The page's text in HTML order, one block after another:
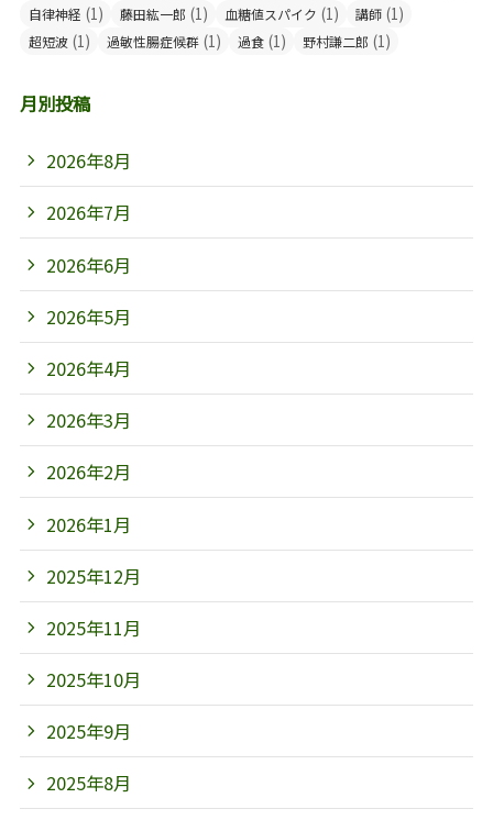
自律神経 (1) 藤田紘一郎 (1) 血糖値スパイク (1) 講師 (1)
超短波 (1) 過敏性腸症候群 (1) 過食 (1) 野村謙二郎 (1)
月別投稿
2026年8月
2026年7月
2026年6月
2026年5月
2026年4月
2026年3月
2026年2月
2026年1月
2025年12月
2025年11月
2025年10月
2025年9月
2025年8月